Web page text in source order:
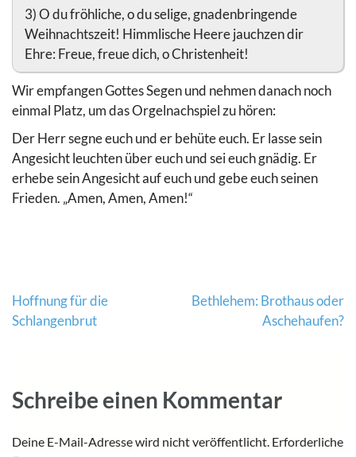
3) O du fröhliche, o du selige, gnadenbringende
Weihnachtszeit! Himmlische Heere jauchzen dir
Ehre: Freue, freue dich, o Christenheit!
Wir empfangen Gottes Segen und nehmen danach noch
einmal Platz, um das Orgelnachspiel zu hören:
Der Herr segne euch und er behüte euch. Er lasse sein
Angesicht leuchten über euch und sei euch gnädig. Er
erhebe sein Angesicht auf euch und gebe euch seinen
Frieden. „Amen, Amen, Amen!“
Beitragsnavigation
Hoffnung für die
Schlangenbrut
Bethlehem: Brothaus oder
Aschehaufen?
Schreibe einen Kommentar
Deine E-Mail-Adresse wird nicht veröffentlicht. Erforderliche